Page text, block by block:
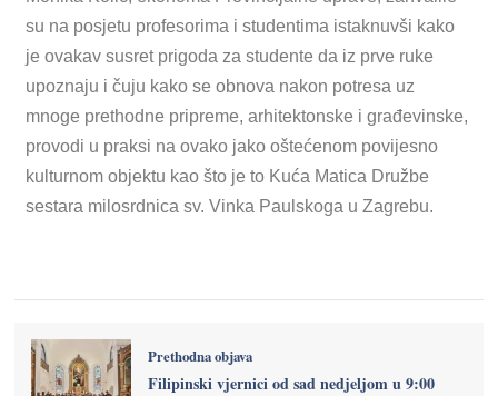
su na posjetu profesorima i studentima istaknuvši kako
je ovakav susret prigoda za studente da iz prve ruke
upoznaju i čuju kako se obnova nakon potresa uz
mnoge prethodne pripreme, arhitektonske i građevinske,
provodi u praksi na ovako jako oštećenom povijesno
kulturnom objektu kao što je to Kuća Matica Družbe
sestara milosrdnica sv. Vinka Paulskoga u Zagrebu.
Prethodna objava
Filipinski vjernici od sad nedjeljom u 9:00